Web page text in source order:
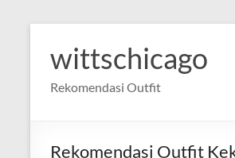
content
wittschicago
Rekomendasi Outfit
Rekomendasi Outfit